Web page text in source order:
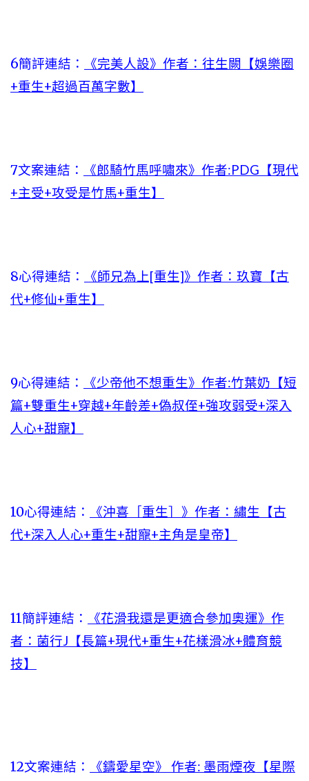
6簡評連結：
《完美人設》作者：往生闕【娛樂圈
+重生+超過百萬字數】
7文案連結：
《郎騎竹馬呼嘯來》作者:PDG【現代
+主受+攻受是竹馬+重生】
8心得連結：
《師兄為上[重生]》作者：玖寶【古
代+修仙+重生】
9心得連結：
《少帝他不想重生》作者:竹葉奶【短
篇+雙重生+穿越+年齡差+偽叔侄+強攻弱受+深入
人心+甜寵】
10心得連結：
《沖喜［重生］》作者：繡生【古
代+深入人心+重生+甜寵+主角是皇帝】
11簡評連結：
《花滑我還是更適合參加奧運》作
者：菌行J【長篇+現代+重生+花樣滑冰+體育競
技】
12文案連結：
《鑄愛星空》 作者: 墨雨煙夜【星際